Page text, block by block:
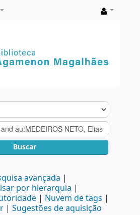
Buscar
avançada
por hierarquia
Nuvem de tags
Sugestões de aquisição